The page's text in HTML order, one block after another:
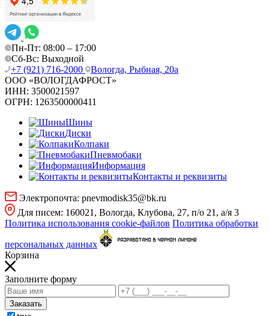
Пн-Пт: 08:00 – 17:00
Сб-Вс: Выходной
+7 (921) 716-2000
Вологда, Рыбная, 20а
ООО «ВОЛОГДАФРОСТ»
ИНН: 3500021597
ОГРН: 1263500000411
Шины
Диски
Колпаки
Пневмобаки
Информация
Контакты и реквизиты
Электропочта: pnevmodisk35@bk.ru
Для писем: 160021, Вологда, Клубова, 27, п/о 21, а/я 3
Политика использования cookie-файлов Политика обработки
персональных данных
Корзина
Заполните форму
Заказать